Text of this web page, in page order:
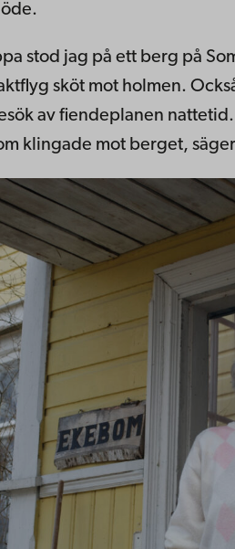
stod jag på ett berg på
sköt mot holmen.
av fiendeplanen
klingade mot berget,